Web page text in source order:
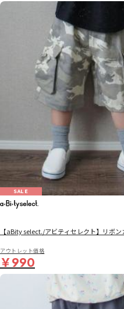
SALE
【aBity select./アビティセレクト】リボ
アウトレット価格
￥990